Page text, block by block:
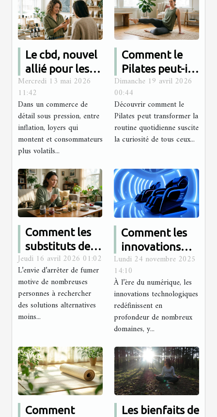
Le cbd, nouvel
allié pour les
boutiques à la
recherche
d’originalité
Mercredi 13 mai 2026
11:42
Dans un commerce de
détail sous pression, entre
inflation, loyers qui
montent et consommateurs
plus volatils...
Comment le
Pilates peut-il
améliorer votre
bien-être
quotidien ?
Dimanche 19 avril 2026
00:44
Découvrir comment le
Pilates peut transformer la
routine quotidienne suscite
la curiosité de tous ceux...
Comment les
substituts de
plantes sans
nicotine
favorisent-ils
l'arrêt du tabac
?
Jeudi 16 avril 2026 01:02
L’envie d’arrêter de fumer
motive de nombreuses
personnes à rechercher
des solutions alternatives
moins...
Comment les
innovations
technologiques
transforment-
elles le secteur
des massages ?
Lundi 24 novembre 2025
14:10
À l’ère du numérique, les
innovations technologiques
redéfinissent en
profondeur de nombreux
domaines, y...
Comment
Les bienfaits de